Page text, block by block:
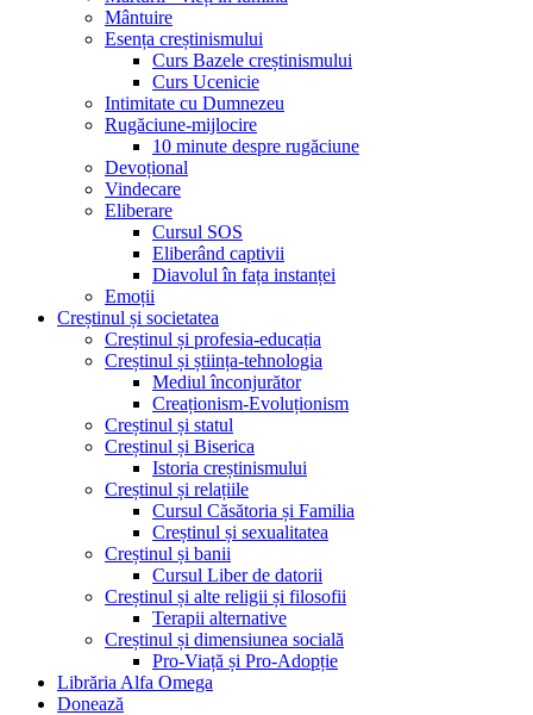
Mântuire
Esența creștinismului
Curs Bazele creștinismului
Curs Ucenicie
Intimitate cu Dumnezeu
Rugăciune-mijlocire
10 minute despre rugăciune
Devoțional
Vindecare
Eliberare
Cursul SOS
Eliberând captivii
Diavolul în fața instanței
Emoții
Creștinul și societatea
Creștinul și profesia-educația
Creștinul și știința-tehnologia
Mediul înconjurător
Creaționism-Evoluționism
Creștinul și statul
Creștinul și Biserica
Istoria creștinismului
Creștinul și relațiile
Cursul Căsătoria și Familia
Creștinul și sexualitatea
Creștinul și banii
Cursul Liber de datorii
Creștinul și alte religii și filosofii
Terapii alternative
Creștinul și dimensiunea socială
Pro-Viață și Pro-Adopție
Librăria Alfa Omega
Donează